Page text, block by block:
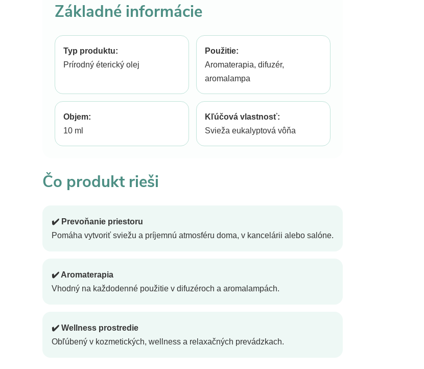
Základné informácie
Typ produktu:
Prírodný éterický olej
Použitie:
Aromaterapia, difuzér,
aromalampa
Objem:
10 ml
Kľúčová vlastnosť:
Svieža eukalyptová vôňa
Čo produkt rieši
✔️ Prevoňanie priestoru
Pomáha vytvoriť sviežu a príjemnú atmosféru doma, v kancelárii alebo salóne.
✔️ Aromaterapia
Vhodný na každodenné použitie v difuzéroch a aromalampách.
✔️ Wellness prostredie
Obľúbený v kozmetických, wellness a relaxačných prevádzkach.